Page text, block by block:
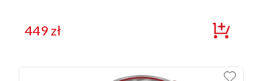
449zł